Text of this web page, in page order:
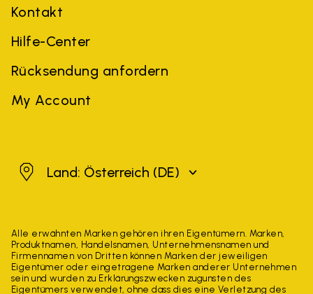
Kontakt
Hilfe-Center
Rücksendung anfordern
My Account
Österreich
Land: Österreich (DE)
Alle erwähnten Marken gehören ihren Eigentümern. Marken,
Produktnamen, Handelsnamen, Unternehmensnamen und
Firmennamen von Dritten können Marken der jeweiligen
Eigentümer oder eingetragene Marken anderer Unternehmen
sein und wurden zu Erklärungszwecken zugunsten des
Eigentümers verwendet, ohne dass dies eine Verletzung des